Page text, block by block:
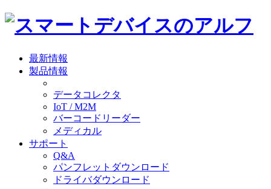
最新情報
製品情報
データコレクタ
IoT / M2M
バーコードリーダー
メディカル
サポート
Q&A
パンフレットダウンロード
ドライバダウンロード